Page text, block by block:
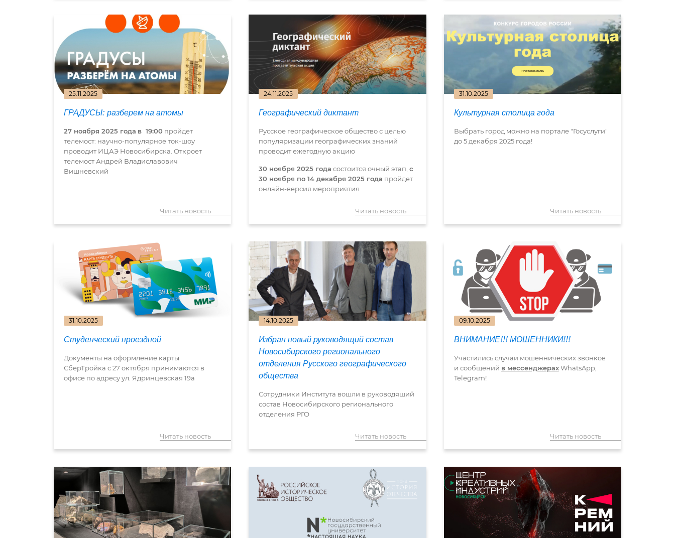
25.11.2025
ГРАДУСЫ: разберем на атомы
27 ноября 2025 года в 19:00 пройдет
телемост: научно-популярное ток-шоу
проводит ИЦАЭ Новосибирска. Откроет
телемост Андрей Владиславович
Вишневский
Читать новость
24.11.2025
Географический диктант
Русское географическое общество с целью
популяризации географических знаний
проводит ежегодную акцию
30 ноября 2025 года состоится очный этап,с
30 ноября по 14 декабря 2025 года пройдет
онлайн-версия мероприятия
Читать новость
31.10.2025
Культурная столица года
Выбрать город можно на портале "Госуслуги"
до 5 декабря 2025 года!
Читать новость
31.10.2025
Студенческий проездной
Документы на оформление карты
СберТройка с 27 октября принимаются в
офисе по адресу ул. Ядринцевская 19а
Читать новость
14.10.2025
Избран новый руководящий состав
Новосибирского регионального
отделения Русского географического
общества
Сотрудники Института вошли в руководящий
состав Новосибирского регионального
отделения РГО
Читать новость
09.10.2025
ВНИМАНИЕ!!! МОШЕННИКИ!!!
Участились случаи мошеннических звонков
и сообщений в мессенджерахWhatsApp,
Telegram!
Читать новость